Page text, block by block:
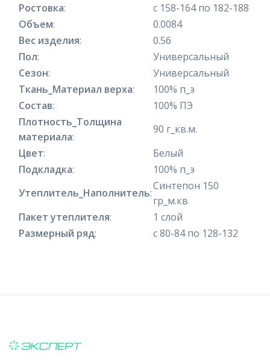
Ростовка:
с 158-164 по 182-188
Объем:
0.0084
Вес изделия:
0.56
Пол:
Универсальный
Сезон:
Универсальный
Ткань_Материал верха:
100% п_э
Состав:
100% ПЭ
Плотность_Толщина
материала:
90 г_кв.м.
Цвет:
Белый
Подкладка:
100% п_э
Утеплитель_Наполнитель:
Синтепон 150
гр_м.кв
Пакет утеплителя:
1 слой
Размерный ряд: с 80-84 по 128-132